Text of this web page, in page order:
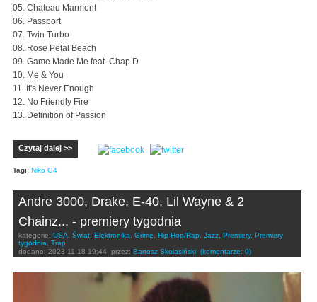
05. Chateau Marmont
06. Passport
07. Twin Turbo
08. Rose Petal Beach
09. Game Made Me feat. Chap D
10. Me & You
11. It's Never Enough
12. No Friendly Fire
13. Definition of Passion
Czytaj dalej >>
Tagi: Niko G4
Andre 3000, Drake, E-40, Lil Wayne & 2
Chainz... - premiery tygodnia
kategorie: USA Świat Elektronika Grime Hip-Hop/Rap Jazz Premiery, Premiery
tygodnia
Trap
dodano: 2023-11-18 19:44 przez: Bartosz Skolasiński (komentarze: 0)